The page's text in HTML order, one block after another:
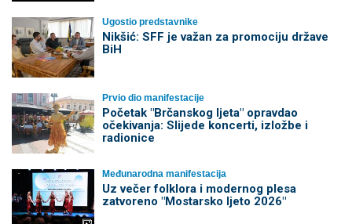
Ugostio predstavnike
Nikšić: SFF je važan za promociju države
BiH
Prvio dio manifestacije
Početak "Brčanskog ljeta" opravdao
očekivanja: Slijede koncerti, izložbe i
radionice
Međunarodna manifestacija
Uz večer folklora i modernog plesa
zatvoreno "Mostarsko ljeto 2026"